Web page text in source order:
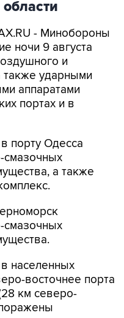
- Минобороны
и
также ударными
аппаратами
портах и в
порту Одесса
а также
населенных
км северо-
для